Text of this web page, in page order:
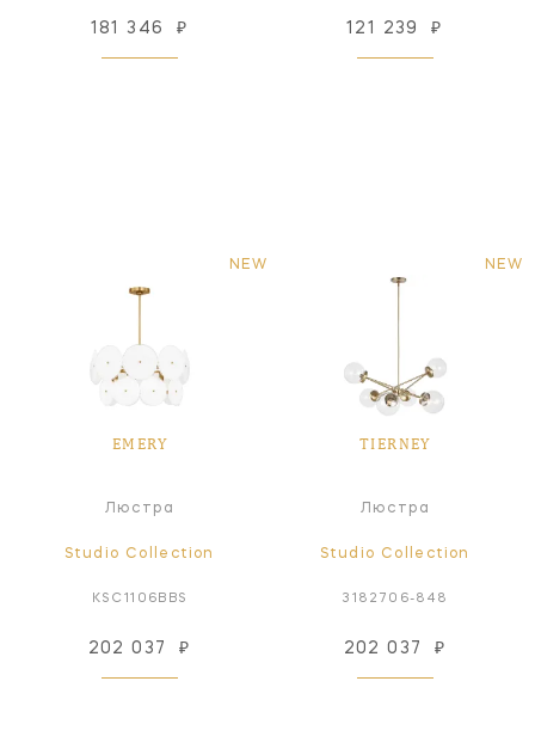
181 346 ₽ 121 239 ₽
NEW
EMERY
Люстра
Studio Collection
KSC1106BBS
202 037 ₽
NEW
TIERNEY
Люстра
Studio Collection
3182706-848
202 037 ₽